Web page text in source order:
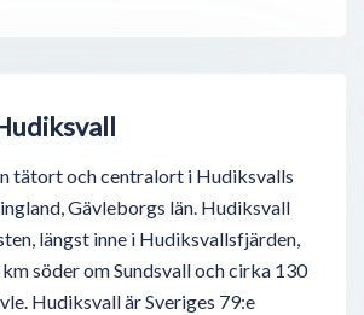
tätort och centralort i Hudiksvalls
Gävleborgs län. Hudiksvall
längst inne i Hudiksvallsfjärden,
söder om Sundsvall och cirka 130
Hudiksvall är Sveriges 79:e